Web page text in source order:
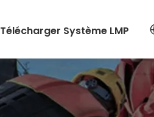
Télécharger Système LMP